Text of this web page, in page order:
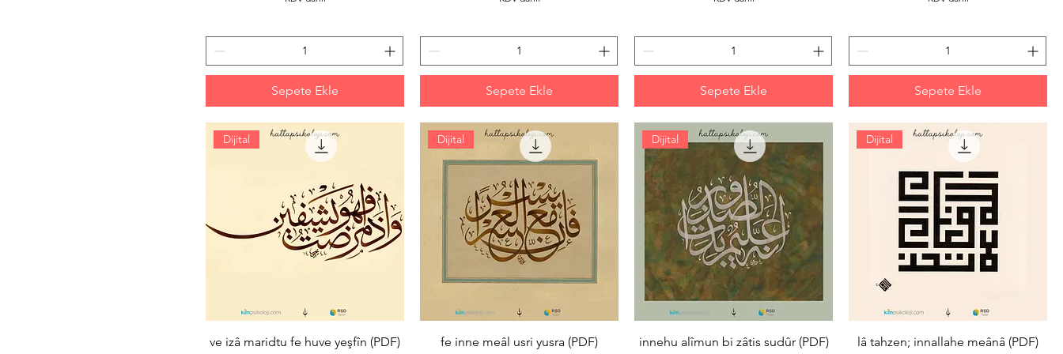
Sepete Ekle Sepete Ekle Sepete Ekle Sepete Ekle
Dijital
ve izâ maridtu fe huve yeşfîn (PDF)
Dijital
fe inne meâl usri yusra (PDF)
Dijital
innehu alîmun bi zâtis sudûr (PDF)
Dijital
lâ tahzen; innallahe meânâ (PDF)